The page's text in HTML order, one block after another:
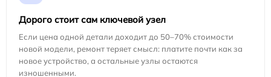
Дорого стоит сам ключевой узел
Если цена одной детали доходит до 50–70% стоимости
новой модели, ремонт теряет смысл: платите почти как за
новое устройство, а остальные узлы остаются
изношенными.